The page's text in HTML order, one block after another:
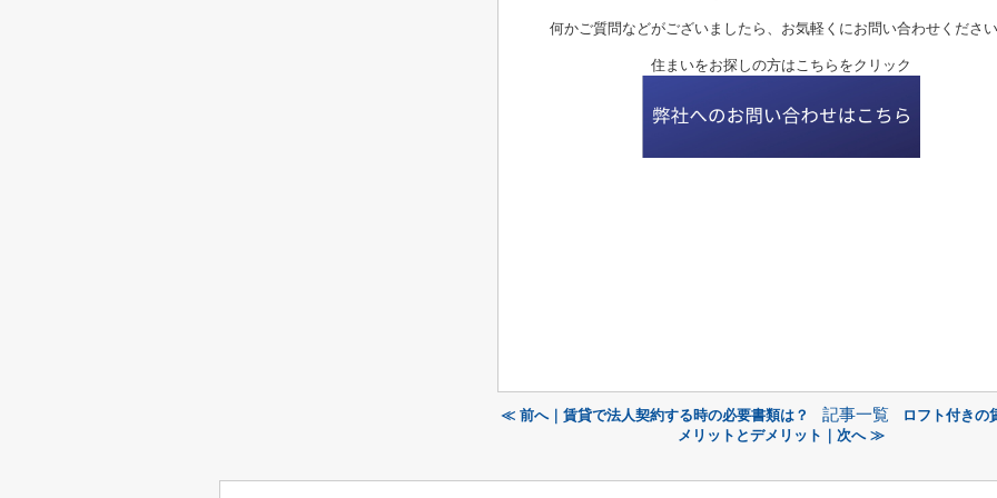
何かご質問などがございましたら、お気軽くにお問い合わせください
住まいをお探しの方はこちらをクリック
≪ 前へ｜賃貸で法人契約する時の必要書類は？ 記事一覧
ロフト付きの
メリットとデメリット｜次へ ≫